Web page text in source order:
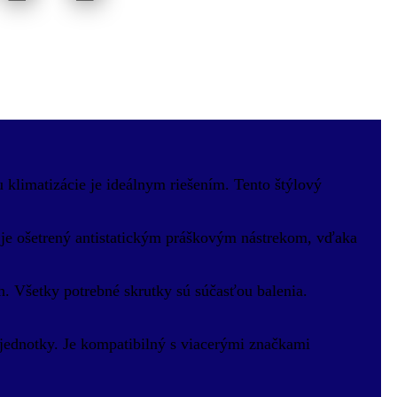
je ideálnym riešením. Tento štýlový
ošetrený antistatickým práškovým nástrekom, vďaka
Všetky potrebné skrutky sú súčasťou balenia.
Je kompatibilný s viacerými značkami